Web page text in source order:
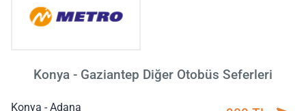
Konya - Gaziantep Diğer Otobüs Seferleri
Konya - Adana